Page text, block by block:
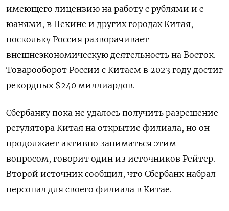
имеющего лицензию на работу с рублями и с
юанями, в Пекине и других городах Китая,
поскольку Россия разворачивает
внешнеэкономическую деятельность на Восток.
Товарооборот России с Китаем в 2023 году достиг
рекордных $240 миллиардов.
Сбербанку пока не удалось получить разрешение
регулятора Китая на открытие филиала, но он
продолжает активно заниматься этим
вопросом, говорит один из источников Рейтер.
Второй источник сообщил, что Сбербанк набрал
персонал для своего филиала в Китае.